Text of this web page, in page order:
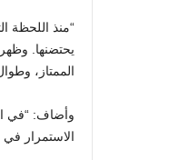
“منذ اللحظة
يحتضنها.
الممتاز،
وأضاف: “في
الاستمرار في